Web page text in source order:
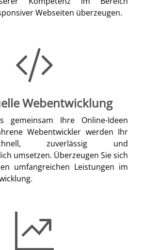
Webseiten überzeugen.
Webentwicklung
gemeinsam Ihre Online-Ideen
Webentwickler werden Ihr
zuverlässig und
umsetzen. Überzeugen Sie sich
umfangreichen Leistungen im